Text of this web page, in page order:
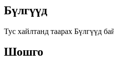
Бүлгүүд
Тус хайлтанд таарах Бүлгүүд
Шошго